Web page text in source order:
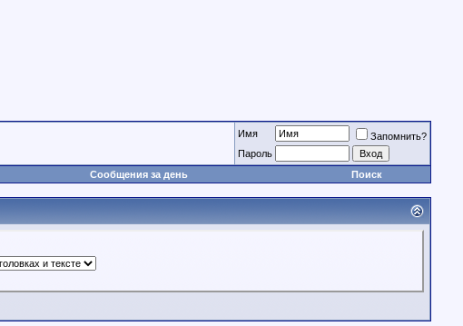
Имя
Запомнить?
Пароль
Сообщения за день Поиск